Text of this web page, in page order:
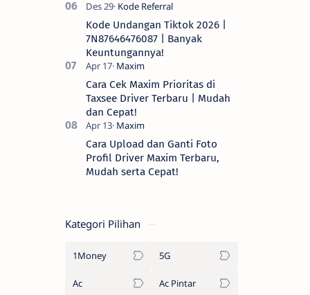
Kode Undangan Tiktok 2026 |
7N87646476087 | Banyak
Keuntungannya!
Cara Cek Maxim Prioritas di
Taxsee Driver Terbaru | Mudah
dan Cepat!
Cara Upload dan Ganti Foto
Profil Driver Maxim Terbaru,
Mudah serta Cepat!
Kategori Pilihan
1Money 5G
Ac Ac Pintar